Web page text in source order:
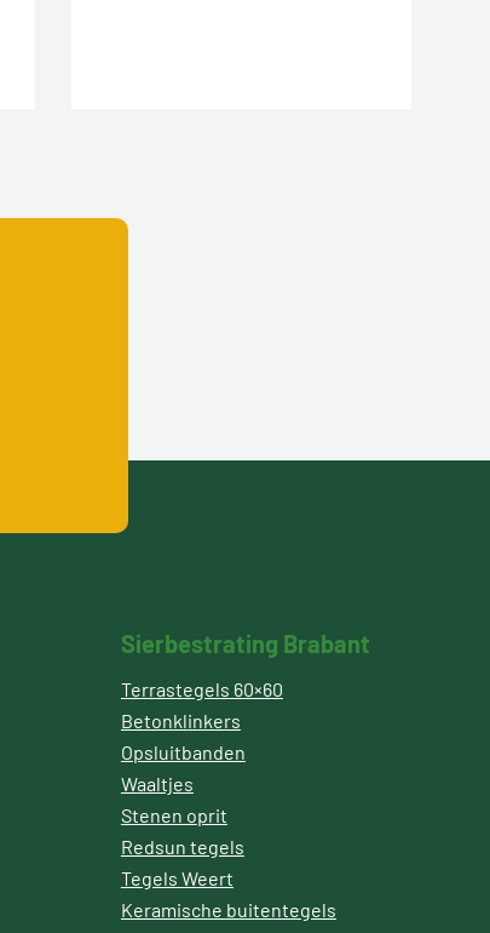
Sierbestrating Brabant
Terrastegels 60×60
Betonklinkers
Opsluitbanden
Waaltjes
Stenen oprit
Redsun tegels
Tegels Weert
Keramische buitentegels